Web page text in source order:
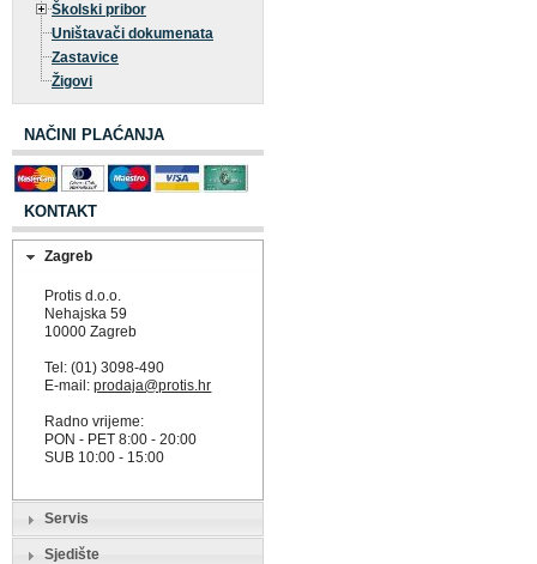
Školski pribor
Uništavači dokumenata
Zastavice
Žigovi
NAČINI PLAĆANJA
KONTAKT
Zagreb
Protis d.o.o.
Nehajska 59
10000 Zagreb
Tel: (01) 3098-490
E-mail:prodaja@protis.hr
Radno vrijeme:
PON - PET 8:00 - 20:00
SUB 10:00 - 15:00
Servis
Sjedište